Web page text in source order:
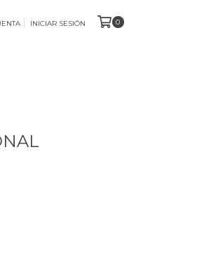
INICIAR SESIÓN 0